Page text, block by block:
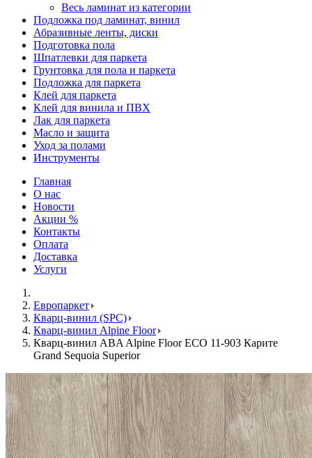
Весь ламинат из категории
Подложка под ламинат, винил
Абразивные ленты, диски
Подготовка пола
Шпатлевки для паркета
Грунтовка для пола и паркета
Подложка для паркета
Клей для паркета
Клей для винила и ПВХ
Лак для паркета
Масло и защита
Уход за полами
Инструменты
Главная
О нас
Новости
Акции %
Контакты
Оплата
Доставка
Услуги
Европаркет
Кварц-винил (SPC)
Кварц-винил Alpine Floor
Кварц-винил ABA Alpine Floor ECO 11-903 Карите
Grand Sequoia Superior